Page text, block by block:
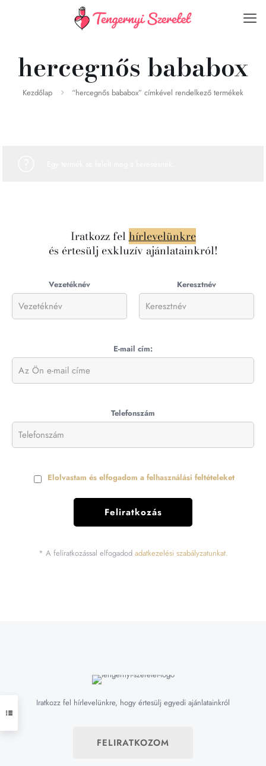
hercegnős bababox
Kezdőlap “hercegnős bababox” címkével rendelkező termékek
Iratkozz felhírlevelünkre
és értesülj exkluzív ajánlatainkról!
Vezetéknév Keresztnév
E-mail cím:
Telefonszám
Elolvastam és elfogadom a felhasználási feltételeket
* A feliratkozással elfogadod adatkezelési szabályzatunkat.
Iratkozz fel hírlevelünkre, hogy értesülj egyedi ajánlatainkról
FELIRATKOZOM